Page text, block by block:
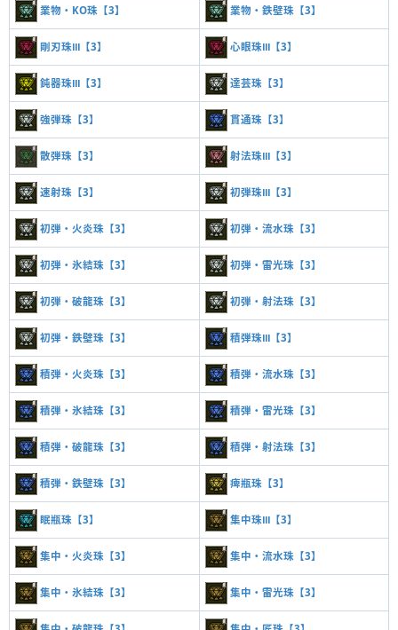
業物・KO珠【3】 業物・鉄壁珠【3】
剛刃珠Ⅲ【3】 心眼珠Ⅲ【3】
鈍器珠Ⅲ【3】 達芸珠【3】
強弾珠【3】 貫通珠【3】
散弾珠【3】 射法珠Ⅲ【3】
速射珠【3】 初弾珠Ⅲ【3】
初弾・火炎珠【3】 初弾・流水珠【3】
初弾・氷結珠【3】 初弾・雷光珠【3】
初弾・破龍珠【3】 初弾・射法珠【3】
初弾・鉄壁珠【3】 積弾珠Ⅲ【3】
積弾・火炎珠【3】 積弾・流水珠【3】
積弾・氷結珠【3】 積弾・雷光珠【3】
積弾・破龍珠【3】 積弾・射法珠【3】
積弾・鉄壁珠【3】 痺瓶珠【3】
眠瓶珠【3】 集中珠Ⅲ【3】
集中・火炎珠【3】 集中・流水珠【3】
集中・氷結珠【3】 集中・雷光珠【3】